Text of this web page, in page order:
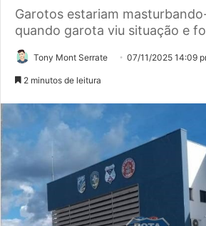
Garotos estariam
quando garota viu situação e
Tony Mont Serrate 07/11/2025 14:09
2 minutos de leitura